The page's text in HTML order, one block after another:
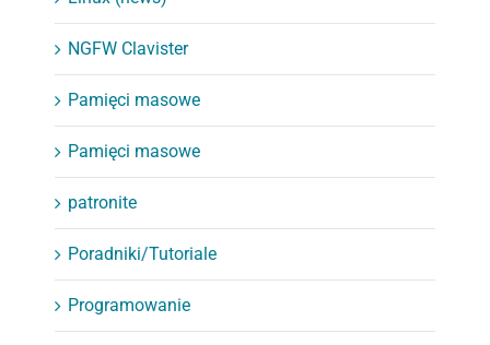
NGFW Clavister
Pamięci masowe
Pamięci masowe
patronite
Poradniki/Tutoriale
Programowanie